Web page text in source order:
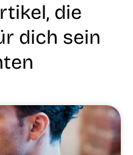
die
dich sein